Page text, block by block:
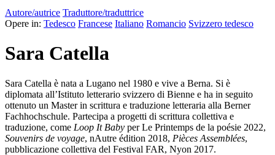
Autore/autrice Traduttore/traduttrice
Opere in: Tedesco Francese Italiano Romancio Svizzero tedesco
Sara Catella
Sara Catella è nata a Lugano nel 1980 e vive a Berna. Si è
diplomata all’Istituto letterario svizzero di Bienne e ha in seguito
ottenuto un Master in scrittura e traduzione letteraria alla Berner
Fachhochschule. Partecipa a progetti di scrittura collettiva e
traduzione, come Loop It Baby per Le Printemps de la poésie 2022,
Souvenirs de voyage, nAutre édition 2018, Pièces Assemblées,
pubblicazione collettiva del Festival FAR, Nyon 2017.